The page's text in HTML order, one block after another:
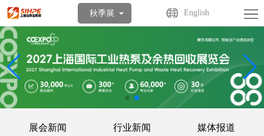
秋季展 English
首
页
关
于
展
展
商
观
展会新闻 行业新闻 媒体报道